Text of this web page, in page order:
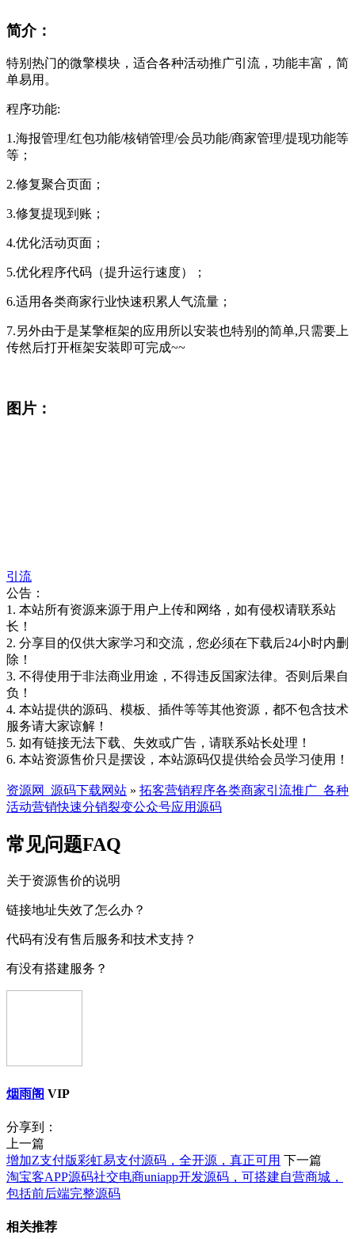
简介：
特别热门的微擎模块，适合各种活动推广引流，功能丰富，简
单易用。
程序功能:
1.海报管理/红包功能/核销管理/会员功能/商家管理/提现功能等
等；
2.修复聚合页面；
3.修复提现到账；
4.优化活动页面；
5.优化程序代码（提升运行速度）；
6.适用各类商家行业快速积累人气流量；
7.另外由于是某擎框架的应用所以安装也特别的简单,只需要上
传然后打开框架安装即可完成~~
图片：
引流
公告：
1. 本站所有资源来源于用户上传和网络，如有侵权请联系站
长！
2. 分享目的仅供大家学习和交流，您必须在下载后24小时内删
除！
3. 不得使用于非法商业用途，不得违反国家法律。否则后果自
负！
4. 本站提供的源码、模板、插件等等其他资源，都不包含技术
服务请大家谅解！
5. 如有链接无法下载、失效或广告，请联系站长处理！
6. 本站资源售价只是摆设，本站源码仅提供给会员学习使用！
资源网_源码下载网站 » 拓客营销程序各类商家引流推广_各种
活动营销快速分销裂变公众号应用源码
常见问题FAQ
关于资源售价的说明
链接地址失效了怎么办？
代码有没有售后服务和技术支持？
有没有搭建服务？
烟雨阁 VIP
分享到：
上一篇
增加Z支付版彩虹易支付源码，全开源，真正可用 下一篇
淘宝客APP源码社交电商uniapp开发源码，可搭建自营商城，
包括前后端完整源码
相关推荐